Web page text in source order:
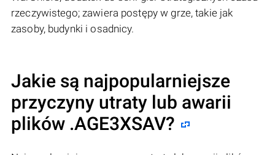
rzeczywistego; zawiera postępy w grze, takie jak
zasoby, budynki i osadnicy.
Jakie są najpopularniejsze
przyczyny utraty lub awarii
plików .AGE3XSAV?